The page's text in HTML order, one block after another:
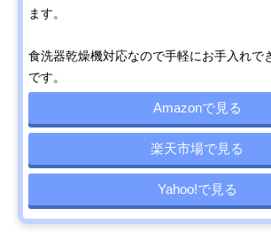
ます。
食洗器乾燥機対応なので手軽にお手入れで
です。
Amazonで見る
楽天市場で見る
Yahoo!で見る